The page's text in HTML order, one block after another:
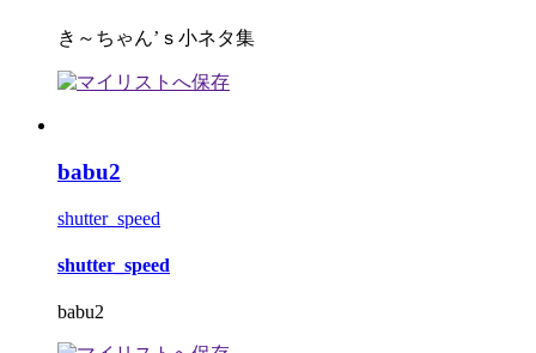
き～ちゃん’ｓ小ネタ集
babu2
shutter_speed
shutter_speed
babu2